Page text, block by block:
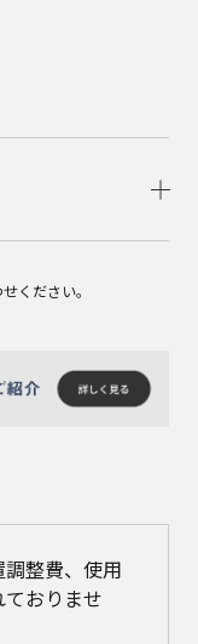
ください。
整費、使用
おりませ